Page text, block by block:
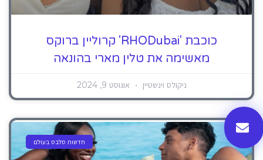
כוכבת 'RHODubai' קרוליין ברוקס
מאשימה את טלין מארי בהונאה
ניקולס וינשטיין אוגוסט 9, 2024
חדשות סלבס בעולם